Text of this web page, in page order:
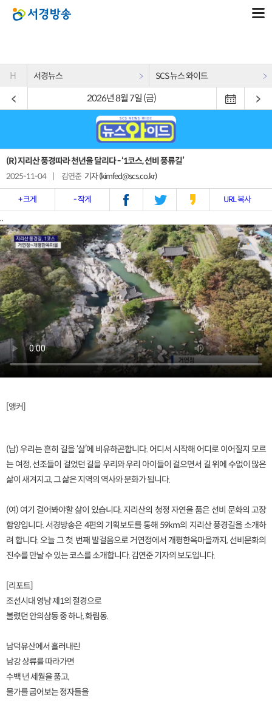
H 서경뉴스 SCS 뉴스 와이드
2026년 8월 7일 (금)
(R) 지리산 풍경따라 천년을 달리다 - ‘1코스, 선비 풍류길’
2025-11-04 김연준 기자 (kimfed@scs.co.kr)
+ 크게 - 작게 URL 복사
..
[앵커]
(남) 우리는 흔히 길을 ‘삶’에 비유하곤합니다. 어디서 시작해 어디로 이어질지 모르
는 여정, 선조들이 걸었던 길을 우리와 우리 아이들이 걸으면서 길 위에 수없이 많은
삶이 새겨지고, 그 삶은 지역의 역사와 문화가 됩니다.
(여) 여기 걸어봐야할 삶이 있습니다. 지리산의 청정 자연을 품은 선비 문화의 고장
함양입니다. 서경방송은 4편의 기획보도를 통해 59km의 지리산 풍경길을 소개하
려 합니다. 오늘 그 첫 번째 발걸음으로 거연정에서 개평한옥마을까지, 선비문화의
진수를 만날 수 있는 코스를 소개합니다. 김연준 기자의 보도입니다.
[리포트]
조선시대 영남 제1의 절경으로
불렸던 안의삼동 중 하나, 화림동.
남덕유산에서 흘러내린
남강 상류를 따라가면
수백 년 세월을 품고,
물가를 굽어보는 정자들을